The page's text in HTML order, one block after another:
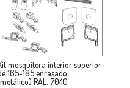
mosquitera interior superior
165-185 enrasado
RAL. 7040